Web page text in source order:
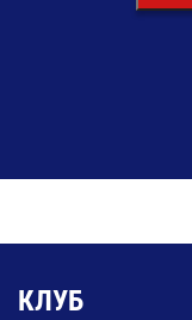
КЛУБ